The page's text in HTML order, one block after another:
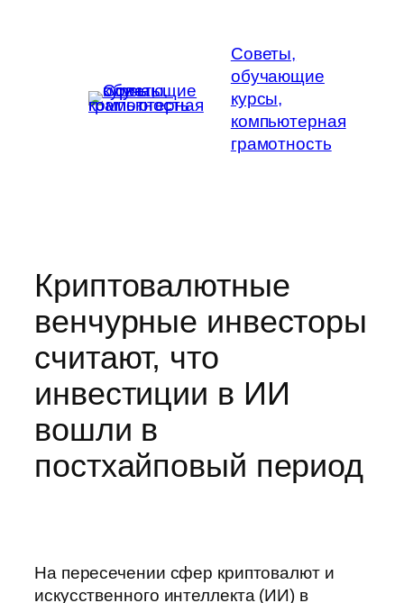
Советы,
обучающие
курсы,
компьютерная
грамотность
Криптовалютные
венчурные инвесторы
считают, что
инвестиции в ИИ
вошли в
постхайповый период
На пересечении сфер криптовалют и
искусственного интеллекта (ИИ) в